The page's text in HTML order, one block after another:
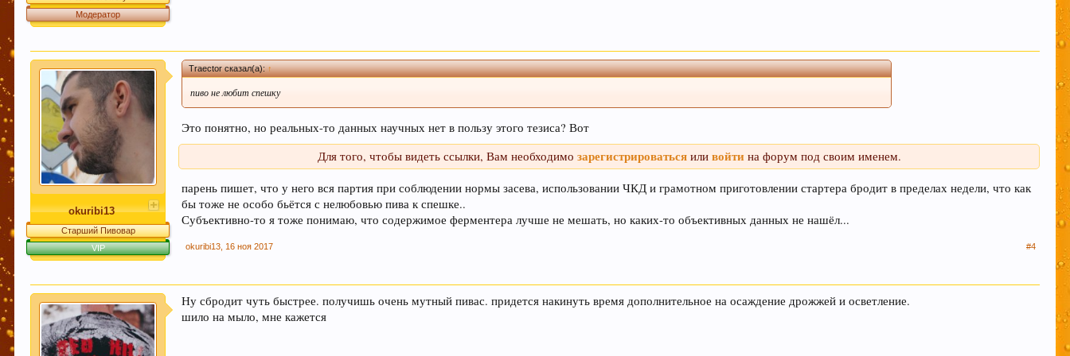
не соответствующие по смыслу той теме в которой были написаны - будут удалены без предупреждения (даже если несут в себе ценную информацию, но при этом написаны "не там
где стоило"). Форум растет - содержать его "в чистоте" становиться сложнее, просим не усложнять труд модератора. Если Вы в растерянности по поводу поиска нужной темы – этот
УБЕДИТЕЛЬНАЯ ПРОСЬБА!!! Покинуть личные переписки, которые не актуальные для вас и не имеют информационной ценности! СПАСИБО
Этот сайт использует файлы cookie. Продолжая пользоваться данным сайтом, Вы соглашаетесь на использование нами Ваших файлов cookie.
больше.
Модератор
okuribi13
Старший Пивовар
VIP
Traector сказал(а):↑
пиво не любит спешку
Это понятно, но реальных-то данных научных нет в пользу этого тезиса? Вот
Для того, чтобы видеть ссылки, Вам необходимо зарегистрироватьсяили войтина форум под своим именем.
парень пишет, что у него вся партия при соблюдении нормы засева, использовании ЧКД и грамотном приготовлении стартера бродит в пределах недели, что как
бы тоже не особо бьётся с нелюбовью пива к спешке..
Субъективно-то я тоже понимаю, что содержимое ферментера лучше не мешать, но каких-то объективных данных не нашёл...
okuribi13 16 ноя 2017 #4
Ну сбродит чуть быстрее. получишь очень мутный пивас. придется накинуть время дополнительное на осаждение дрожжей и осветление.
шило на мыло, мне кажется